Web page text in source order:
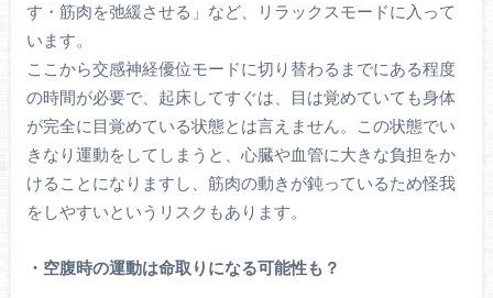
す・筋肉を弛緩させる」など、リラックスモードに入って
います。
ここから交感神経優位モードに切り替わるまでにある程度
の時間が必要で、起床してすぐは、目は覚めていても身体
が完全に目覚めている状態とは言えません。この状態でい
きなり運動をしてしまうと、心臓や血管に大きな負担をか
けることになりますし、筋肉の動きが鈍っているため怪我
をしやすいというリスクもあります。
・空腹時の運動は命取りになる可能性も？